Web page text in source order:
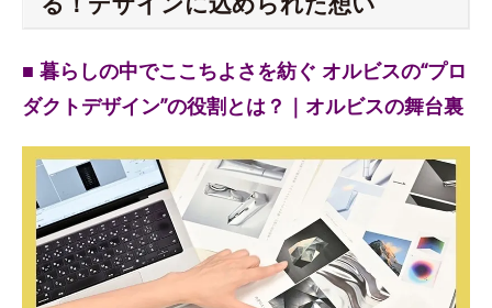
■ 暮らしの中でここちよさを紡ぐ オルビスの“プロ
ダクトデザイン”の役割とは？｜オルビスの舞台裏